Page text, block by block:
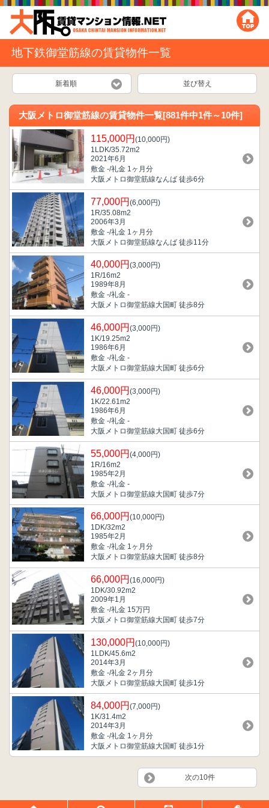
地下鉄御堂筋線の賃貸物件一覧
新着順 並び替え
大阪メトロ御堂筋線の賃貸物件一覧[881件中1件～10件]
115,000円 (10,000円)
1LDK/35.72m2
2021年6月
敷金 -/礼金 1ヶ月分
大阪メトロ御堂筋線なんば 徒歩6分
77,000円 (6,000円)
1R/35.08m2
2006年3月
敷金 -/礼金 1ヶ月分
大阪メトロ御堂筋線なんば 徒歩11分
40,000円 (3,000円)
1R/16m2
1989年8月
敷金 -/礼金 -
大阪メトロ御堂筋線大国町 徒歩8分
46,000円 (3,000円)
1K/19.25m2
1986年6月
敷金 -/礼金 -
大阪メトロ御堂筋線大国町 徒歩6分
46,000円 (3,000円)
1K/22.61m2
1986年6月
敷金 -/礼金 -
大阪メトロ御堂筋線大国町 徒歩6分
55,000円 (4,000円)
1R/16m2
1985年2月
敷金 -/礼金 -
大阪メトロ御堂筋線大国町 徒歩7分
66,000円 (10,000円)
1DK/32m2
1985年2月
敷金 -/礼金 1ヶ月分
大阪メトロ御堂筋線大国町 徒歩8分
66,000円 (16,000円)
1DK/30.92m2
2009年1月
敷金 -/礼金 15万円
大阪メトロ御堂筋線大国町 徒歩7分
130,000円 (10,000円)
1LDK/45.6m2
2014年3月
敷金 -/礼金 2ヶ月分
大阪メトロ御堂筋線大国町 徒歩1分
84,000円 (7,000円)
1K/31.4m2
2014年3月
敷金 -/礼金 1ヶ月分
大阪メトロ御堂筋線大国町 徒歩1分
次の10件